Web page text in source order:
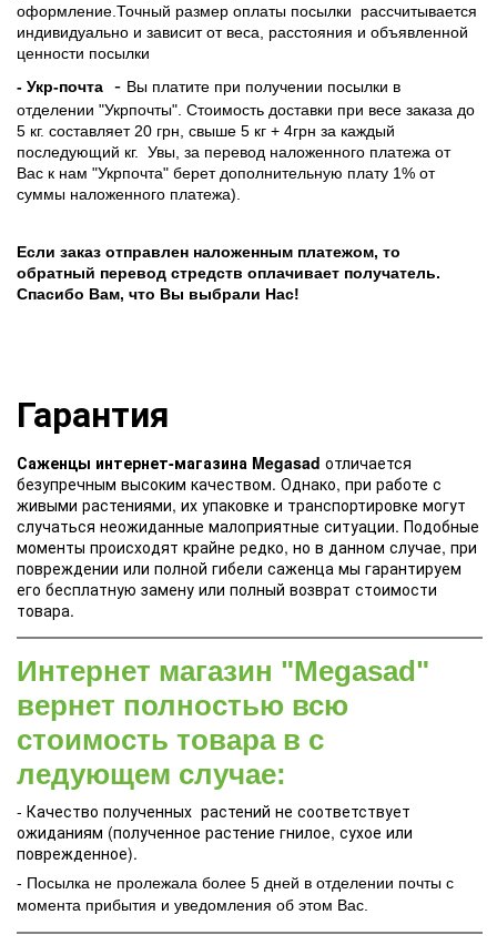
оформление.Точный размер оплаты посылки рассчитывается
индивидуально и зависит от веса, расстояния и объявленной
ценности посылки
- Укр-почта
- Вы платите при получении посылки в
отделении "Укрпочты". Стоимость доставки при весе заказа до
5 кг. составляет 20 грн, свыше 5 кг + 4грн за каждый
последующий кг. Увы, за перевод наложенного платежа от
Вас к нам "Укрпочта" берет дополнительную плату 1% от
суммы наложенного платежа).
Если заказ отправлен наложенным платежом, то
обратный перевод стредств оплачивает получатель.
Спасибо Вам, что Вы выбрали Нас!
Гарантия
Саженцы интернет-магазина Megasad отличается
безупречным высоким качеством. Однако, при работе с
живыми растениями, их упаковке и транспортировке могут
случаться неожиданные малоприятные ситуации. Подобные
моменты происходят крайне редко, но в данном случае, при
повреждении или полной гибели саженца мы гарантируем
его бесплатную замену или полный возврат стоимости
товара.
Интернет магазин "Megasad"
вернет полностью всю
стоимость товара в с
ледующем случае:
- Качество полученных растений не соответствует
ожиданиям (полученное растение гнилое, сухое или
поврежденное).
- Посылка не пролежала более 5 дней в отделении почты с
момента прибытия и уведомления об этом Вас.